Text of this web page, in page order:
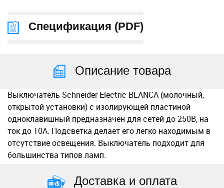
Спецификация (PDF)
Описание товара
Выключатель Schneider Electric BLANCA (молочный,
открытой установки) с изолирующей пластиной
одноклавишный предназначен для сетей до 250В, на
ток до 10А. Подсветка делает его легко находимым в
отсутствие освещения. Выключатель подходит для
большинства типов ламп.
Доставка и оплата